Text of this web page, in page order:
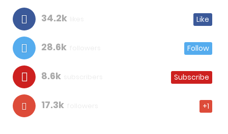
34.2k Like
28.6k Follow
8.6k Subscribe
17.3k +1